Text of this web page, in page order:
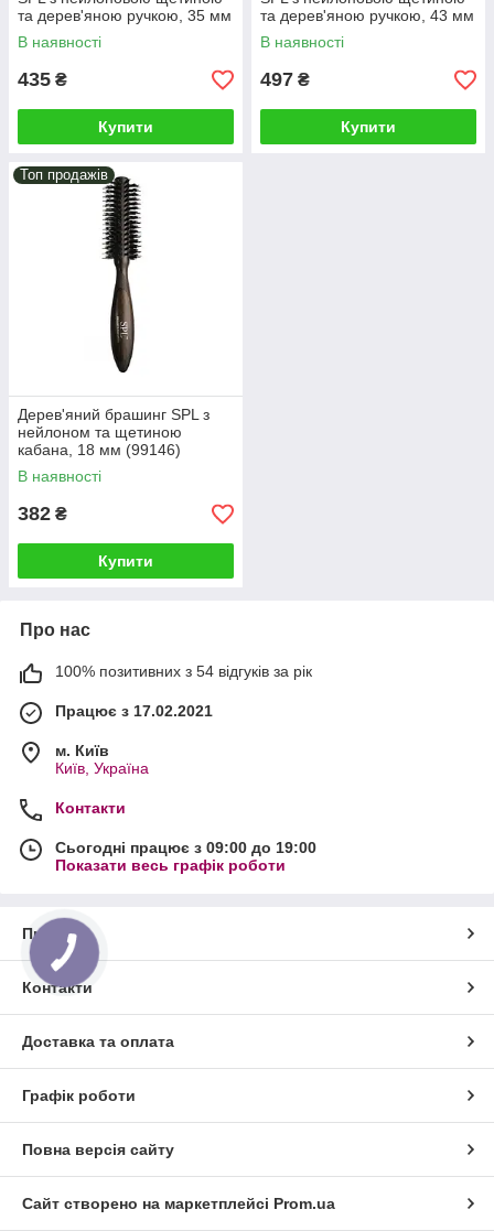
та дерев'яною ручкою, 35 мм
(99255)
В наявності
435 ₴
Купити
та дерев'яною ручкою, 43 мм
(99263)
В наявності
497 ₴
Купити
Топ продажів
Дерев'яний брашинг SPL з
нейлоном та щетиною
кабана, 18 мм (99146)
В наявності
382 ₴
Купити
Про нас
100% позитивних з 54 відгуків за рік
Працює з 17.02.2021
м. Київ
Київ, Україна
Контакти
Сьогодні працює з 09:00 до 19:00
Показати весь графік роботи
Про нас
Контакти
Доставка та оплата
Графік роботи
Повна версія сайту
Сайт створено на маркетплейсі Prom.ua